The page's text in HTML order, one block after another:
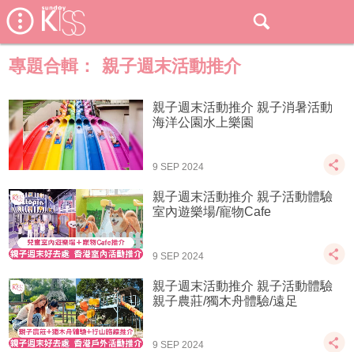
專題合輯： 親子週末活動推介
親子週末活動推介 親子消暑活動
海洋公園水上樂園
9 SEP 2024
親子週末活動推介 親子活動體驗
室內遊樂場/寵物Cafe
9 SEP 2024
親子週末活動推介 親子活動體驗
親子農莊/獨木舟體驗/遠足
9 SEP 2024